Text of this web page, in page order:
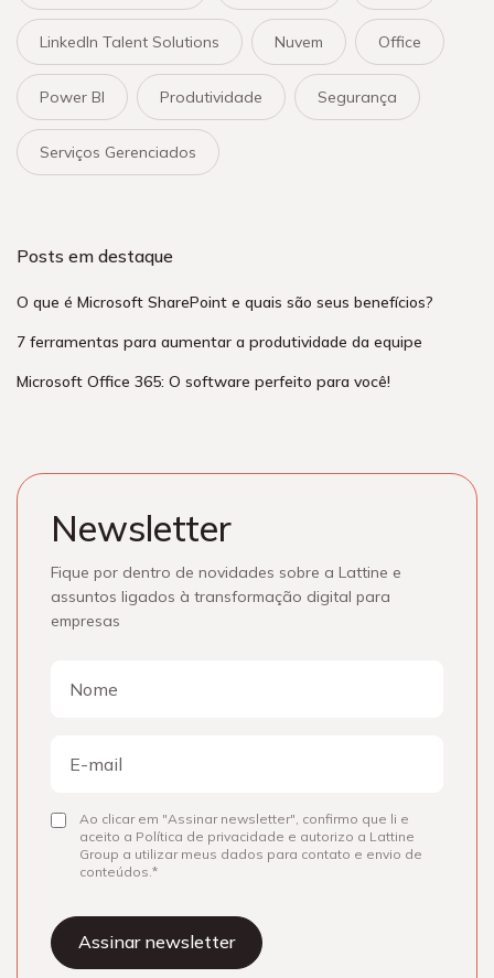
LinkedIn Talent Solutions Nuvem Office
Power BI Produtividade Segurança
Serviços Gerenciados
Posts em destaque
O que é Microsoft SharePoint e quais são seus benefícios?
7 ferramentas para aumentar a produtividade da equipe
Microsoft Office 365: O software perfeito para você!
Newsletter
Fique por dentro de novidades sobre a Lattine e
assuntos ligados à transformação digital para
empresas
mail
ConsentirAo clicar em "Assinar newsletter", confirmo que li e
aceito a Política de privacidade e autorizo a Lattine
Group a utilizar meus dados para contato e envio de
conteúdos.